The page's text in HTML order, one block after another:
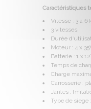
Caractéristiques
Vitesse : 3 à 6
3 vitesses
Durée
Moteur : 4 x
Batterie : 1 x
Temps de
Charge
Carrosserie :
Jantes :
Type de siège